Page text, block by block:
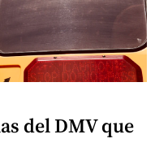
del DMV que